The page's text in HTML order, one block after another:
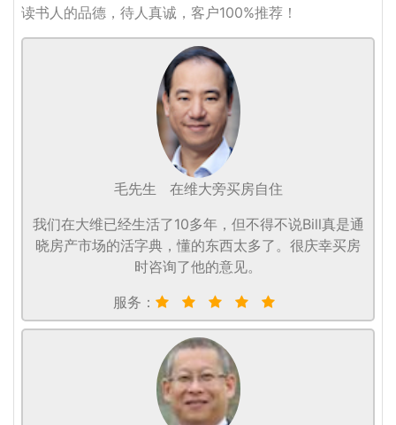
读书人的品德，待人真诚，客户100%推荐！
毛先生
在维大旁买房自住
我们在大维已经生活了10多年，但不得不说Bill真是通
晓房产市场的活字典，懂的东西太多了。很庆幸买房
时咨询了他的意见。
服务：